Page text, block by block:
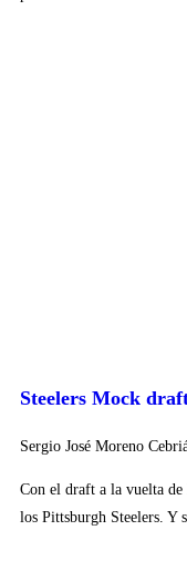
Steelers Mock
Sergio José Moreno
Con el draft a la vuelta
los Pittsburgh Steelers. Y